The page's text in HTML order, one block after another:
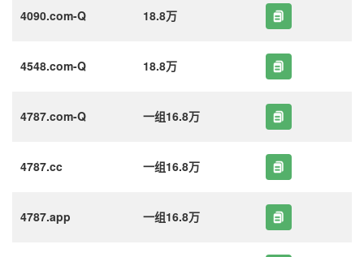
4090.com-Q 18.8万
4548.com-Q 18.8万
4787.com-Q 一组16.8万
4787.cc 一组16.8万
4787.app 一组16.8万